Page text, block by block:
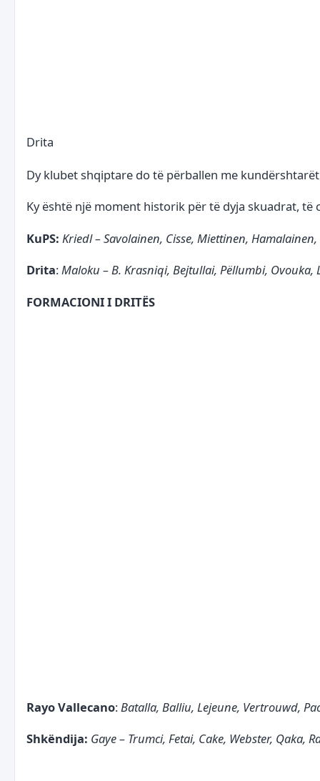
Drita
Dy klubet shqiptare do të përballen me
Ky është një moment historik për të dyja skuadrat,
KuPS: Kriedl – Savolainen, Cisse, Miettinen,
Drita:Maloku – B. Krasniqi, Bejtullai, Pëllumbi,
FORMACIONI I DRITËS
Rayo Vallecano: Batalla, Balliu, Lejeune, Vertrouwd,
Shkëndija: Gaye – Trumci, Fetai, Cake, Webster,